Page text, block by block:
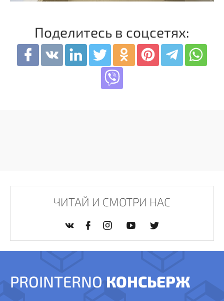
Поделитесь в соцсетях:
ЧИТАЙ И СМОТРИ НАС
PROINTERNO КОНСЬЕРЖ